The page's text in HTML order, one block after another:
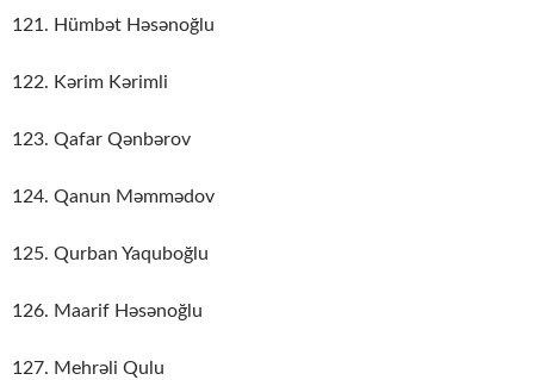
121. Hümbət Həsənoğlu
122. Kərim Kərimli
123. Qafar Qənbərov
124. Qanun Məmmədov
125. Qurban Yaquboğlu
126. Maarif Həsənoğlu
127. Mehrəli Qulu